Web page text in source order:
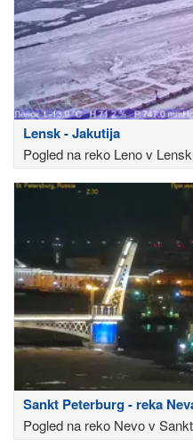
Lensk - Jakutija
Pogled na reko Leno v
Sankt Peterburg - reka
Pogled na reko Nevo v